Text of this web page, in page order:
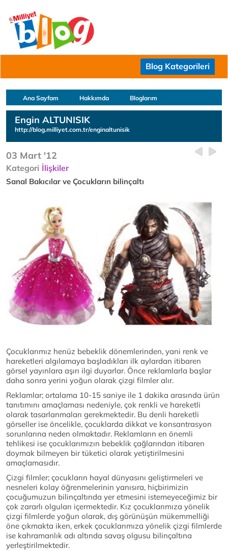
Blog Kategorileri
Ana Sayfam Hakkımda Bloglarım
Engin ALTUNISIK
http://blog.milliyet.com.tr/enginaltunisik
03 Mart '12
Kategori İlişkiler
Sanal Bakıcılar ve Çocukların bilinçaltı
Çocuklarımız henüz bebeklik dönemlerinden, yani renk ve
hareketleri algılamaya başladıkları ilk aylardan itibaren
görsel yayınlara aşırı ilgi duyarlar. Önce reklamlarla başlar
daha sonra yerini yoğun olarak çizgi filmler alır.
Reklamlar; ortalama 10-15 saniye ile 1 dakika arasında ürün
tanıtımını amaçlaması nedeniyle, çok renkli ve hareketli
olarak tasarlanmaları gerekmektedir. Bu denli hareketli
görseller ise öncelikle, çocuklarda dikkat ve konsantrasyon
sorunlarına neden olmaktadır. Reklamların en önemli
tehlikesi ise çocuklarımızın bebeklik çağlarından itibaren
doymak bilmeyen bir tüketici olarak yetiştirilmesini
amaçlamasıdır.
Çizgi filmler; çocukların hayal dünyasını geliştirmeleri ve
nesneleri kolay öğrenmelerinin yanısıra, hiçbirimizin
çocuğumuzun bilinçaltında yer etmesini istemeyeceğimiz bir
çok zararlı olguları içermektedir. Kız çocuklarımıza yönelik
çizgi filmlerde yoğun olarak, dış görünüşün mükemmelliği
öne çıkmakta iken, erkek çocuklarımıza yönelik çizgi filmlerde
ise kahramanlık adı altında savaş olgusu bilinçaltına
yerleştirilmektedir.